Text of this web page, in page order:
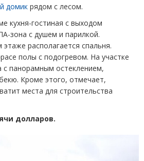
домик рядом с лесом.
кухня-гостиная с выходом
зона с душем и парилкой.
располагается спальня.
полы с подогревом. На участке
с панорамным остеклением,
Кроме этого, отмечает,
места для строительства
долларов.